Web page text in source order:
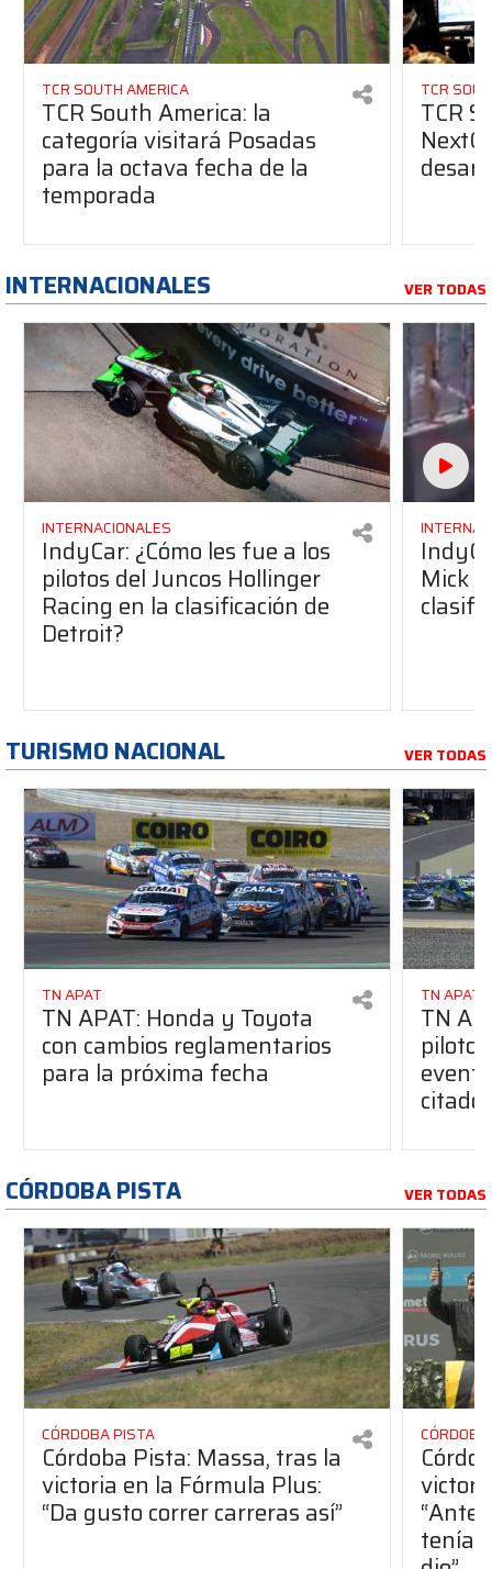
TCR SOUTH AMERICA
TCR South America: la
categoría visitará Posadas
para la octava fecha de la
temporada
TCR
TCR
INTERNACIONALES VER TODAS
INTERNACIONALES
IndyCar: ¿Cómo les fue a los
pilotos del Juncos Hollinger
Racing en la clasificación de
Detroit?
Mick
TURISMO NACIONAL VER TODAS
TN APAT
TN APAT: Honda y Toyota
con cambios reglamentarios
para la próxima fecha
TN APAT
TN
piloto
citado
CÓRDOBA PISTA VER TODAS
CÓRDOBA PISTA
Córdoba Pista: Massa, tras la
victoria en la Fórmula Plus:
“Da gusto correr carreras así”